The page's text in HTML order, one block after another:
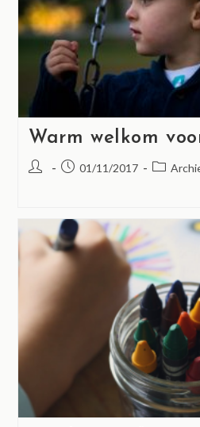
Warm welkom
01/11/2017